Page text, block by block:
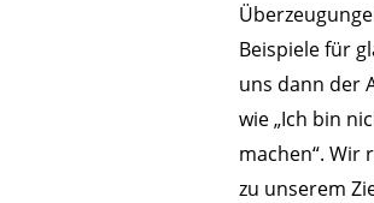
Beispiele für
uns dann der
wie „Ich bin
machen“. Wir
zu unserem